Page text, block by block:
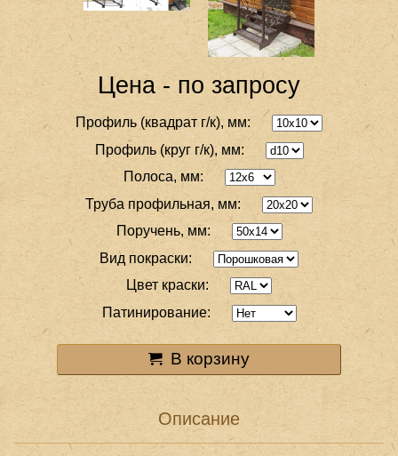
Цена - по запросу
Профиль (квадрат г/к), мм:
Профиль (круг г/к), мм:
Полоса, мм:
Труба профильная, мм:
Поручень, мм:
Вид покраски:
Цвет краски:
Патинирование:
В корзину
Описание